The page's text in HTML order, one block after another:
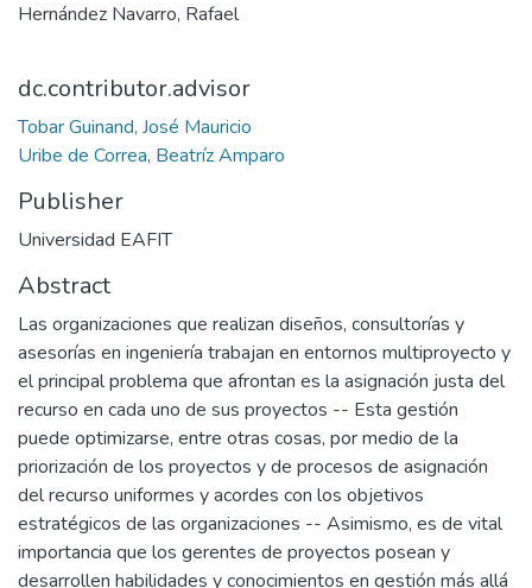
Hernández Navarro, Rafael
dc.contributor.advisor
Tobar Guinand, José Mauricio
Uribe de Correa, Beatríz Amparo
Publisher
Universidad EAFIT
Abstract
Las organizaciones que realizan diseños, consultorías y
asesorías en ingeniería trabajan en entornos multiproyecto y
el principal problema que afrontan es la asignación justa del
recurso en cada uno de sus proyectos -- Esta gestión
puede optimizarse, entre otras cosas, por medio de la
priorización de los proyectos y de procesos de asignación
del recurso uniformes y acordes con los objetivos
estratégicos de las organizaciones -- Asimismo, es de vital
importancia que los gerentes de proyectos posean y
desarrollen habilidades y conocimientos en gestión más allá